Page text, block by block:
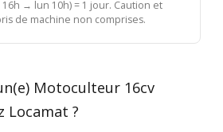
→ lun 10h) = 1 jour. Caution et
de machine non comprises.
Motoculteur 16cv
Locamat ?